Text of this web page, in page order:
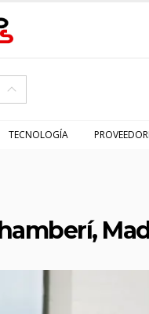
TECNOLOGÍA